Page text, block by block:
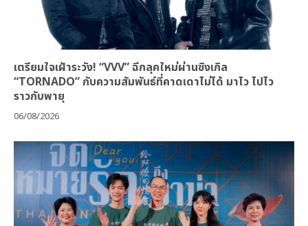
เตรียมใจเฝ้าระวัง! “VVV” ฉีกลุคใหม่ผ่านซิงเกิล
“TORNADO” กับความสัมพันธ์ที่คาดเดาไม่ได้ มาไว ไปไว
ราวกับพายุ
06/08/2026